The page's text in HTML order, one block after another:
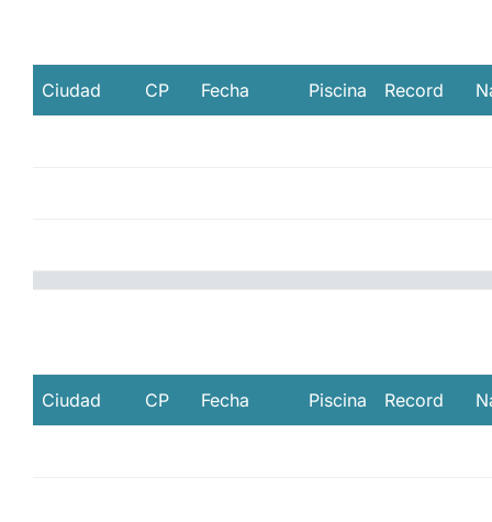
Ciudad CP Fecha Piscina Record
Ciudad CP Fecha Piscina Record